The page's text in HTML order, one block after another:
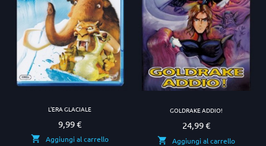
L'ERA GLACIALE
Prezzo
9,99 €
Aggiungi al carrello
GOLDRAKE ADDIO!
Prezzo
24,99 €
Aggiungi al carrello